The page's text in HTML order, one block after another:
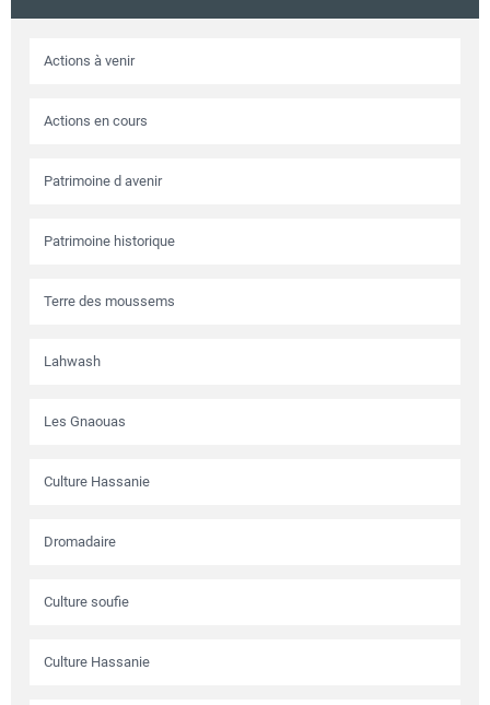
Circuits touristiques
Régions
Contact
Actions à venir
Actions en cours
Patrimoine d avenir
Patrimoine historique
Terre des moussems
Lahwash
Les Gnaouas
Culture Hassanie
Dromadaire
Culture soufie
Culture Hassanie